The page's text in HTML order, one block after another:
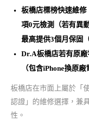
板橋店標榜快速維修
項0元檢測（若有異
最高提供3個月保固
Dr.A板橋店若有原
（包含iPhone換原廠
板橋店在市面上屬於「
認證」的維修選擇，兼
性。